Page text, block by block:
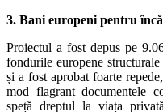
3. Bani europeni pentru
Proiectul a fost depus pe
fondurile europene
și a fost aprobat foarte
mod flagrant documentele
speță dreptul la viața